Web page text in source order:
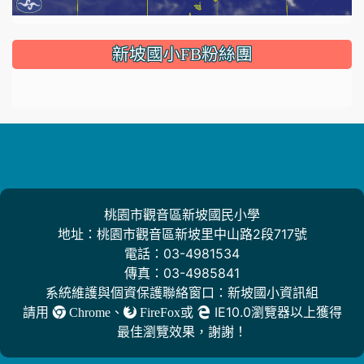
::: 新坡國小FB粉絲團
桃園市觀音區新坡國民小學
地址：桃園市觀音區新坡里中山路2段717號
電話：03-4981534
傳真：03-4985841
系統維護與個資保護聯絡窗口：新坡國小資訊組
請用
Chrome、 FireFox或
IE10.0瀏覽器以上獲得
最佳瀏覽效果，謝謝！